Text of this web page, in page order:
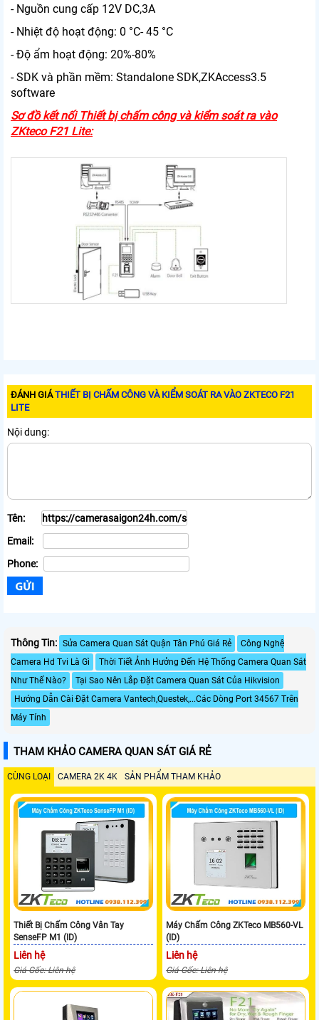
- Nguồn cung cấp 12V DC,3A
- Nhiệt độ hoạt động: 0 °C- 45 °C
- Độ ẩm hoạt động: 20%-80%
- SDK và phần mềm: Standalone SDK,ZKAccess3.5
software
Sơ đồ kết nối Thiết bị chấm công và kiểm soát ra vào
ZKteco F21 Lite:
ĐÁNH GIÁTHIẾT BỊ CHẤM CÔNG VÀ KIỂM SOÁT RA VÀO ZKTECO F21
LITE
Nội dung:
Tên:
Email:
Phone:
Thông Tin: Sửa Camera Quan Sát Quận Tân Phú Giá Rẻ
Công Nghệ
Camera Hd Tvi Là Gì
Thời Tiết Ảnh Hưởng Đến Hệ Thống Camera Quan Sát
Như Thế Nào?
Tại Sao Nên Lắp Đặt Camera Quan Sát Của Hikvision
Hướng Dẫn Cài Đặt Camera Vantech,Questek,...Các Dòng Port 34567 Trên
Máy Tính
THAM KHẢO CAMERA QUAN SÁT GIÁ RẺ
CÙNG LOẠI CAMERA 2K 4K SẢN PHẨM THAM KHẢO
Thiết Bị Chấm Công Vân Tay
SenseFP M1 (ID)
Liên hệ
Giá Gốc: Liên hệ
Máy Chấm Công ZKTeco MB560-VL
(ID)
Liên hệ
Giá Gốc: Liên hệ